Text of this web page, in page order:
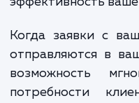
отправки
техническая
эффективность